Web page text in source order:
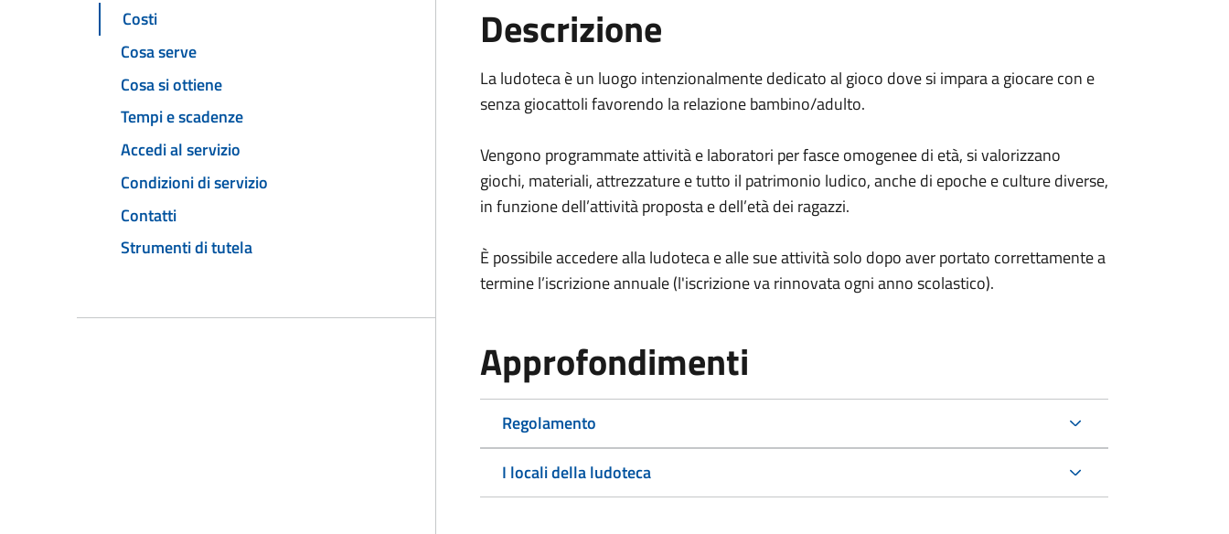
Costi
Cosa serve
Cosa si ottiene
Tempi e scadenze
Accedi al servizio
Condizioni di servizio
Contatti
Strumenti di tutela
Descrizione
La ludoteca è un luogo intenzionalmente dedicato al gioco dove si impara a giocare con e
senza giocattoli favorendo la relazione bambino/adulto.
Vengono programmate attività e laboratori per fasce omogenee di età, si valorizzano
giochi, materiali, attrezzature e tutto il patrimonio ludico, anche di epoche e culture diverse,
in funzione dell’attività proposta e dell’età dei ragazzi.
È possibile accedere alla ludoteca e alle sue attività solo dopo aver portato correttamente a
termine l’iscrizione annuale (l'iscrizione va rinnovata ogni anno scolastico).
Approfondimenti
Regolamento
I locali della ludoteca